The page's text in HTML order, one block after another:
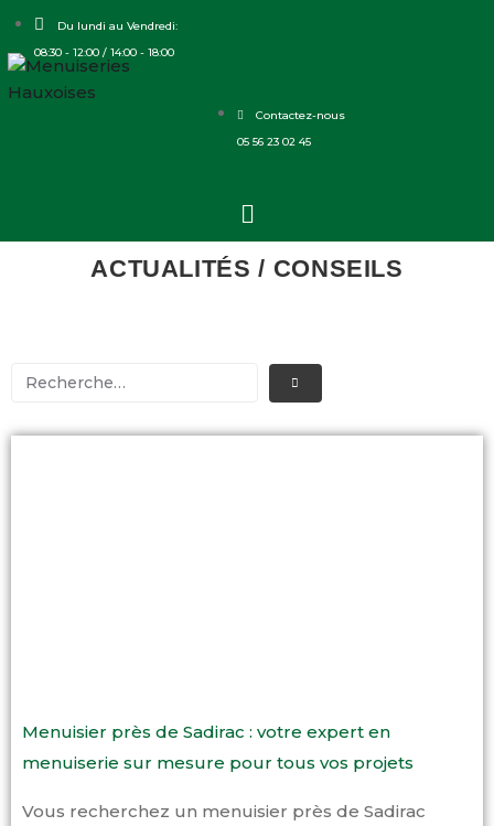
Du lundi au Vendredi:
08:30 - 12:00 / 14:00 - 18:00
Contactez-nous
05 56 23 02 45
ACTUALITÉS / CONSEILS
Menuisier près de Sadirac : votre expert en
menuiserie sur mesure pour tous vos projets
Vous recherchez un menuisier près de Sadirac